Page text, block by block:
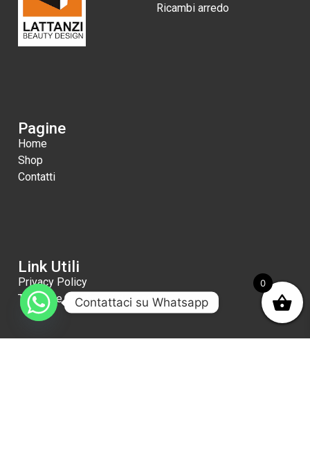
Ricambi arredo
Pagine
Home
Shop
Contatti
Link Utili
Privacy Policy
Termini e condizioni di vendita
0
Contattaci su Whatsapp